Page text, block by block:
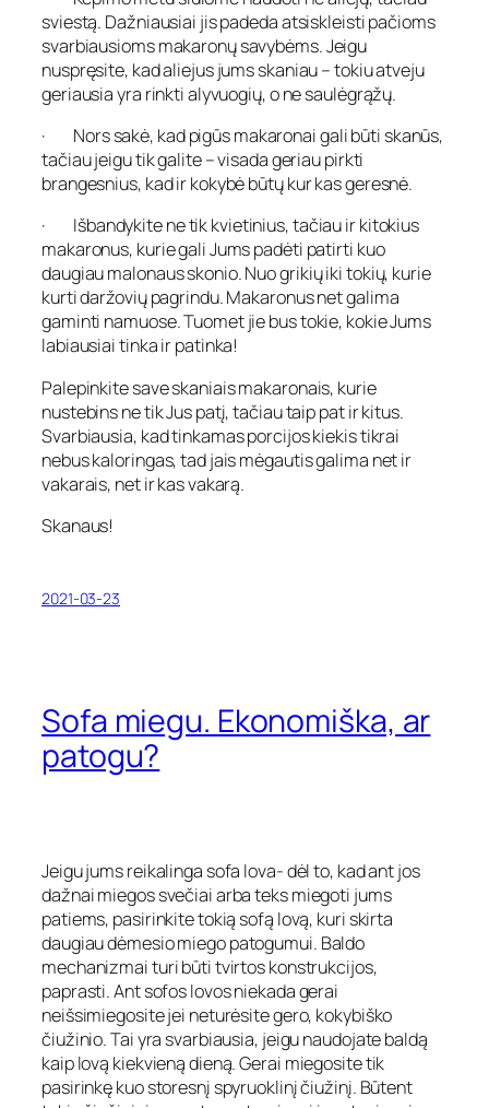
sviestą. Dažniausiai jis padeda atsiskleisti pačioms
svarbiausioms makaronų savybėms. Jeigu
nuspręsite, kad aliejus jums skaniau – tokiu atveju
geriausia yra rinkti alyvuogių, o ne saulėgrąžų.
· Nors sakė, kad pigūs makaronai gali būti skanūs,
tačiau jeigu tik galite – visada geriau pirkti
brangesnius, kad ir kokybė būtų kur kas geresnė.
· Išbandykite ne tik kvietinius, tačiau ir kitokius
makaronus, kurie gali Jums padėti patirti kuo
daugiau malonaus skonio. Nuo grikių iki tokių, kurie
kurti daržovių pagrindu. Makaronus net galima
gaminti namuose. Tuomet jie bus tokie, kokie Jums
labiausiai tinka ir patinka!
Palepinkite save skaniais makaronais, kurie
nustebins ne tik Jus patį, tačiau taip pat ir kitus.
Svarbiausia, kad tinkamas porcijos kiekis tikrai
nebus kaloringas, tad jais mėgautis galima net ir
vakarais, net ir kas vakarą.
Skanaus!
2021-03-23
Sofa miegu. Ekonomiška, ar
patogu?
Jeigu jums reikalinga sofa lova- dėl to, kad ant jos
dažnai miegos svečiai arba teks miegoti jums
patiems, pasirinkite tokią sofą lovą, kuri skirta
daugiau dėmesio miego patogumui. Baldo
mechanizmai turi būti tvirtos konstrukcijos,
paprasti. Ant sofos lovos niekada gerai
neišsimiegosite jei neturėsite gero, kokybiško
čiužinio. Tai yra svarbiausia, jeigu naudojate baldą
kaip lovą kiekvieną dieną. Gerai miegosite tik
pasirinkę kuo storesnį spyruoklinį čiužinį. Būtent